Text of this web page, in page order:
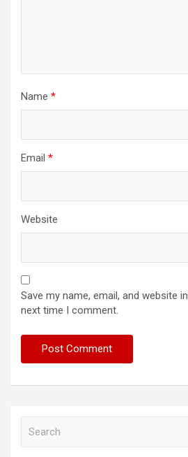
Name *
Email *
Website
Save my name, email, and website
next time I comment.